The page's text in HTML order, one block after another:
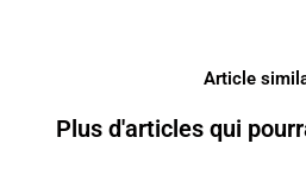
Article
Plus d'articles qui